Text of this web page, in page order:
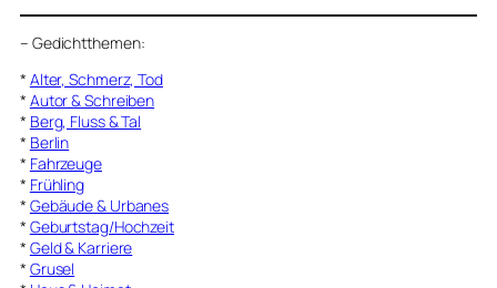
– Gedichtthemen:
* Alter, Schmerz, Tod
* Autor & Schreiben
* Berg, Fluss & Tal
* Berlin
* Fahrzeuge
* Frühling
* Gebäude & Urbanes
* Geburtstag/Hochzeit
* Geld & Karriere
* Grusel